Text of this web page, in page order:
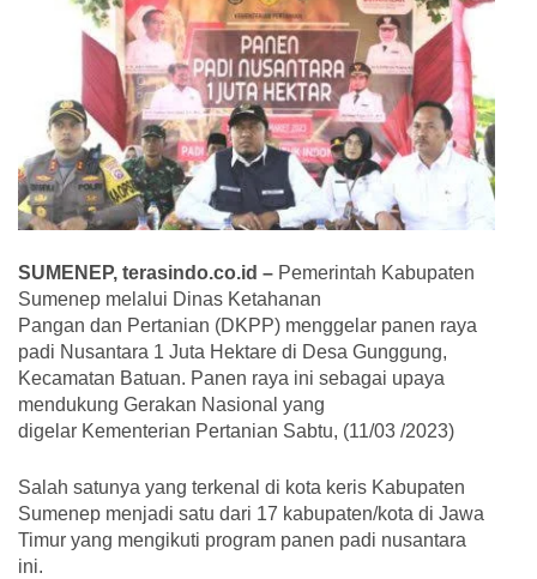
SUMENEP, terasindo.co.id – Pemerintah Kabupaten
Sumenep melalui Dinas Ketahanan
Pangan dan Pertanian (DKPP) menggelar panen raya
padi Nusantara 1 Juta Hektare di Desa Gunggung,
Kecamatan Batuan. Panen raya ini sebagai upaya
mendukung Gerakan Nasional yang
digelar Kementerian Pertanian Sabtu, (11/03 /2023)
Salah satunya yang terkenal di kota keris Kabupaten
Sumenep menjadi satu dari 17 kabupaten/kota di Jawa
Timur yang mengikuti program panen padi nusantara
ini.